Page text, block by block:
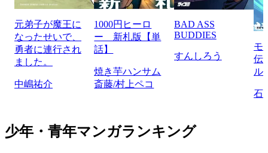
元弟子が魔王に
なったせいで、
勇者に連行され
ました。
中嶋祐介
1000円ヒーロ
ー 新札版【単
話】
焼き芋ハンサム
斎藤/村上ペコ
BAD ASS
BUDDIES
すんしろう
モ
伝
ル
石
少年・青年マンガランキング